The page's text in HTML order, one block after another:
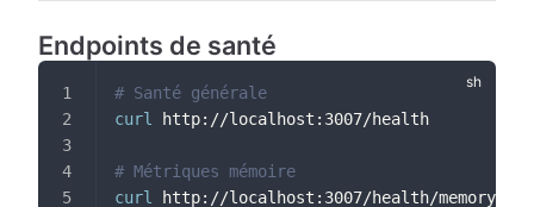
Endpoints de santé
# Santé générale
curl
http://localhost:3007/health
# Métriques mémoire
curl
http://localhost:3007/health/memory